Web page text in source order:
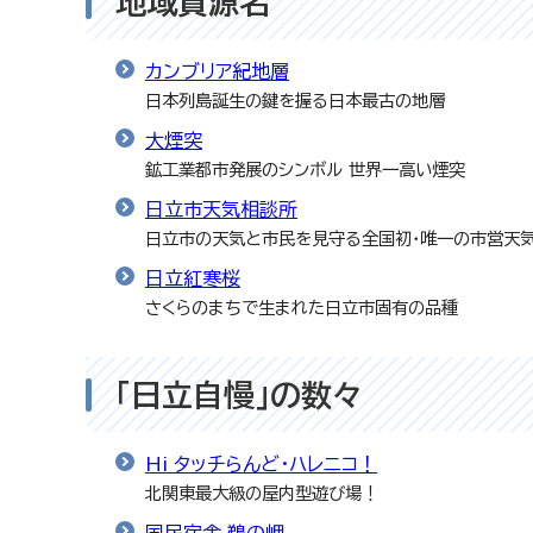
カンブリア紀地層
日本列島誕生の鍵を握る日本最古の地層
大煙突
鉱工業都市発展のシンボル 世界一高い煙突
日立市天気相談所
日立市の天気と市民を見守る全国初・唯一の市営天
日立紅寒桜
さくらのまちで生まれた日立市固有の品種
「日立自慢」の数々
Hi タッチらんど・ハレニコ！
北関東最大級の屋内型遊び場！